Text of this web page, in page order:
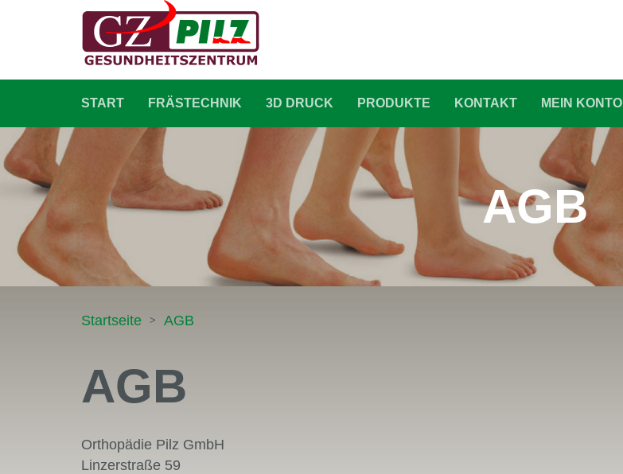
START FRÄSTECHNIK 3D DRUCK PRODUKTE KONTAKT MEIN KONTO
AGB
Startseite AGB
AGB
Orthopädie Pilz GmbH
Linzerstraße 59